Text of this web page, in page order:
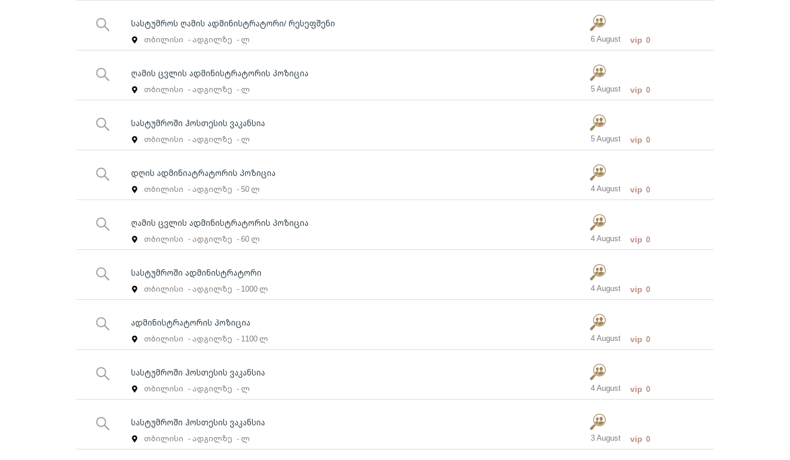
სასტუმროს ღამის ადმინისტრატორი/ რესეფშენი
თბილისი - ადგილზე - ლ 6 August vip 0
ღამის ცვლის ადმინისტრატორის პოზიცია
თბილისი - ადგილზე - ლ 5 August vip 0
სასტუმროში ჰოსთესის ვაკანსია
თბილისი - ადგილზე - ლ 5 August vip 0
დღის ადმინიატრატორის პოზიცია
თბილისი - ადგილზე - 50 ლ 4 August vip 0
ღამის ცვლის ადმინისტრატორის პოზიცია
თბილისი - ადგილზე - 60 ლ 4 August vip 0
სასტუმროში ადმინისტრატორი
თბილისი - ადგილზე - 1000 ლ 4 August vip 0
ადმინისტრატორის პოზიცია
თბილისი - ადგილზე - 1100 ლ 4 August vip 0
სასტუმროში ჰოსთესის ვაკანსია
თბილისი - ადგილზე - ლ 4 August vip 0
სასტუმროში ჰოსთესის ვაკანსია
თბილისი - ადგილზე - ლ 3 August vip 0